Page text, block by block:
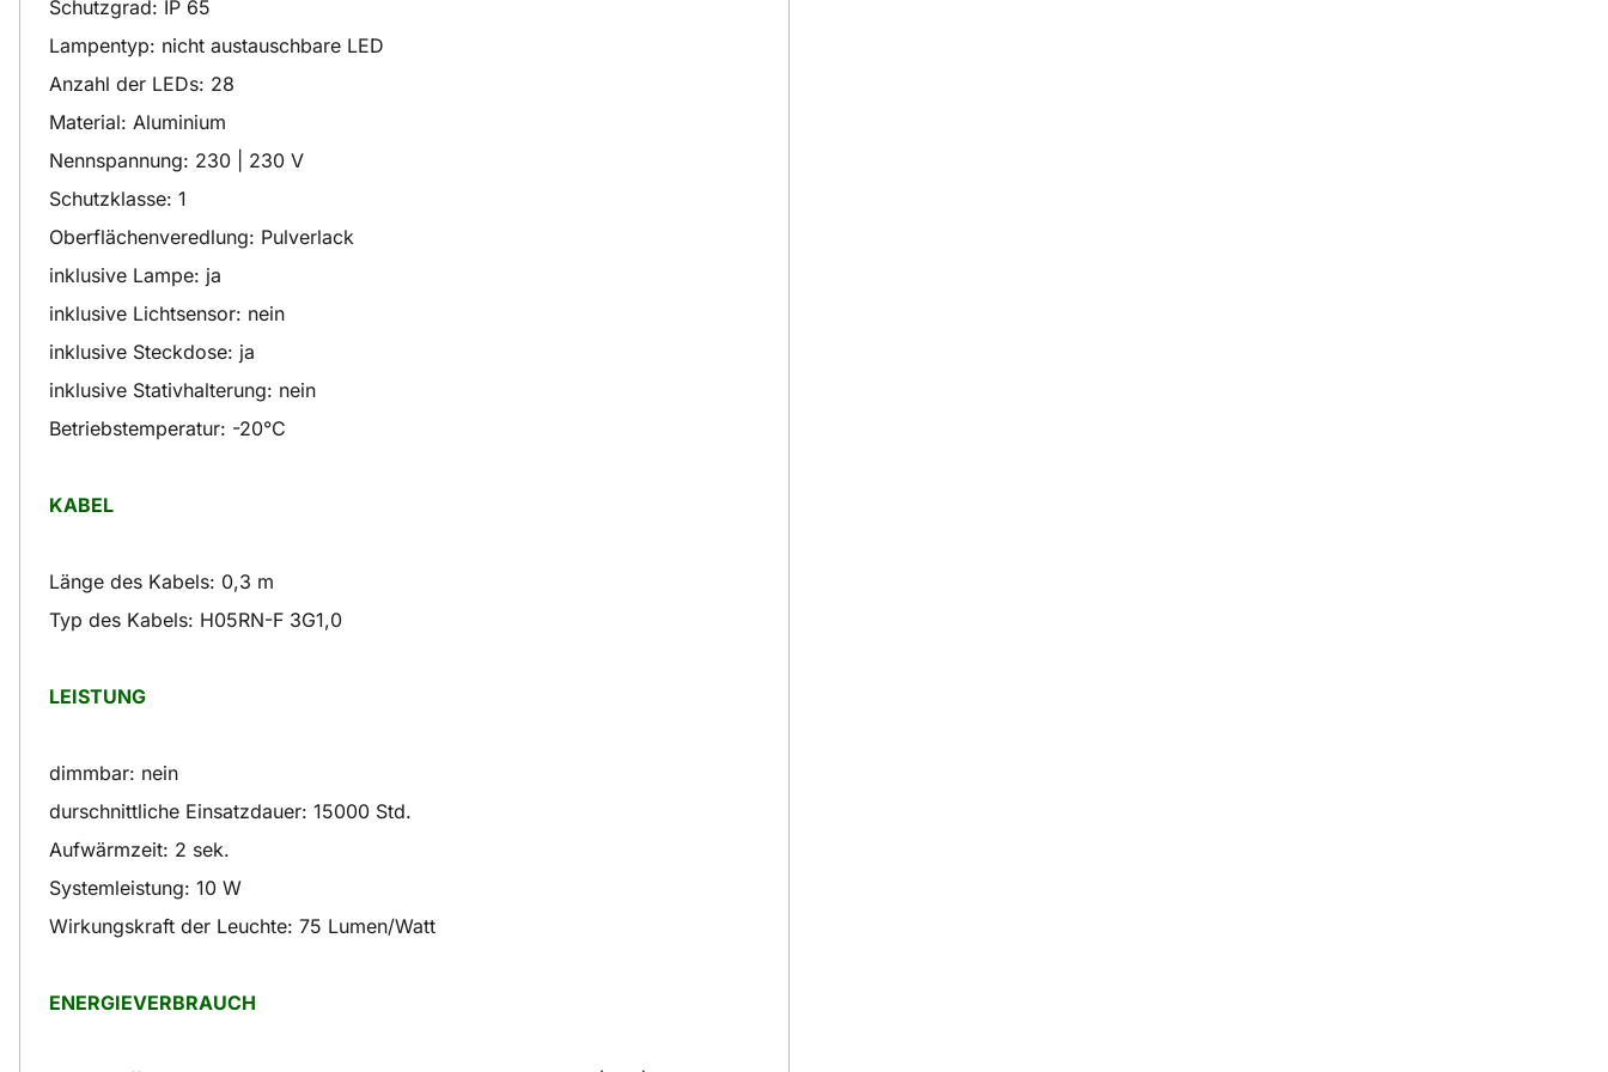
Schutzgrad: IP 65
Lampentyp: nicht austauschbare LED
Anzahl der LEDs: 28
Material: Aluminium
Nennspannung: 230 | 230 V
Schutzklasse: 1
Oberflächenveredlung: Pulverlack
inklusive Lampe: ja
inklusive Lichtsensor: nein
inklusive Steckdose: ja
inklusive Stativhalterung: nein
Betriebstemperatur: -20°C
KABEL
Länge des Kabels: 0,3 m
Typ des Kabels: H05RN-F 3G1,0
LEISTUNG
dimmbar: nein
durschnittliche Einsatzdauer: 15000 Std.
Aufwärmzeit: 2 sek.
Systemleistung: 10 W
Wirkungskraft der Leuchte: 75 Lumen/Watt
ENERGIEVERBRAUCH